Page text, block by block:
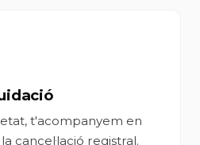
t'acompanyem en
cancel·lació registral.